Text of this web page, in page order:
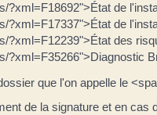
de
de
?xml=F12239">État des
?xml=F35266">Diagnostic
que l'on appelle le
de la signature et en